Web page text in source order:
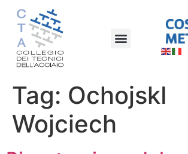
Tag: OchojskI
Wojciech